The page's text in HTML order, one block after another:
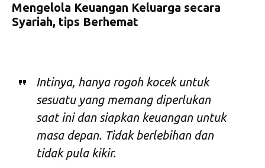
Mengelola Keuangan Keluarga secara
Syariah, tips Berhemat
Intinya, hanya rogoh kocek untuk
sesuatu yang memang diperlukan
saat ini dan siapkan keuangan untuk
masa depan. Tidak berlebihan dan
tidak pula kikir.